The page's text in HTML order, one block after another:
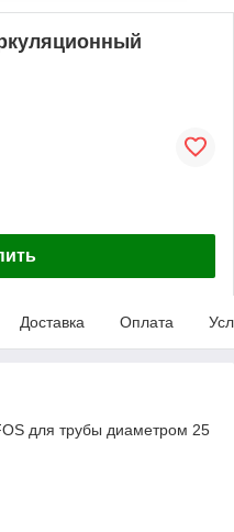
Доставка Оплата
для трубы диаметром 25